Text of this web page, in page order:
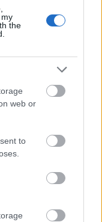
the
web or
to
eltávolítása
nem próbáltam,
kipróbálása után,
meg ezeket: